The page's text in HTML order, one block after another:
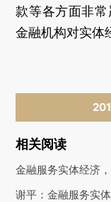
款等各方面非常
金融机构对实体
相关阅读
金融服务实体经济
谢平：金融服务实